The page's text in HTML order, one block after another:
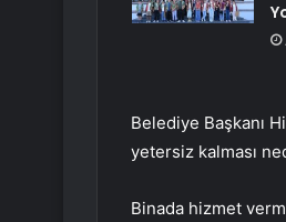
Belediye Başkanı
yetersiz kalması
Binada hizmet